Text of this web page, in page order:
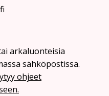
arkaluonteisia
sähköpostissa.
ohjeet